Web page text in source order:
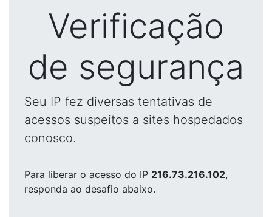
Verificação
de segurança
Seu IP fez diversas tentativas de
acessos suspeitos a sites hospedados
conosco.
Para liberar o acesso do IP 216.73.216.102,
responda ao desafio abaixo.